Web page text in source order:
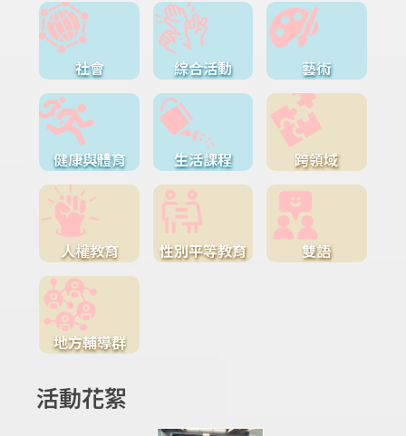
社會 綜合活動 藝術
健康與體育 生活課程 跨領域
人權教育 性別平等教育 雙語
地方輔導群
活動花絮